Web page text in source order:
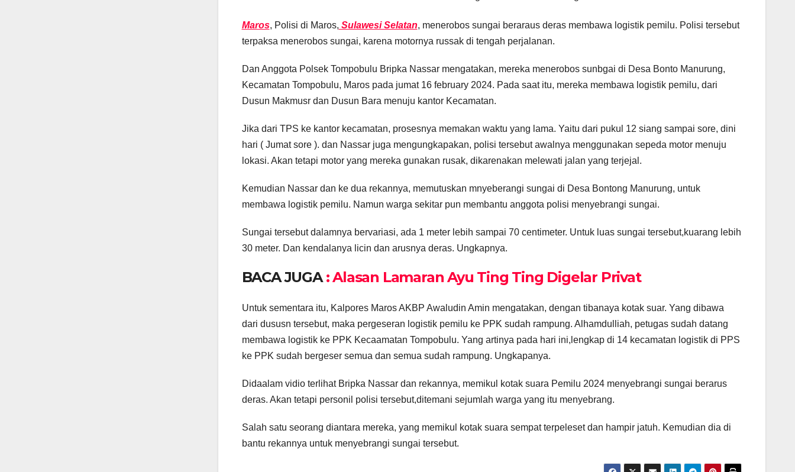
Maros, Polisi di Maros, Sulawesi Selatan, menerobos sungai beraraus deras membawa logistik pemilu. Polisi tersebut
terpaksa menerobos sungai, karena motornya russak di tengah perjalanan.
Dan Anggota Polsek Tompobulu Bripka Nassar mengatakan, mereka menerobos sunbgai di Desa Bonto Manurung,
Kecamatan Tompobulu, Maros pada jumat 16 february 2024. Pada saat itu, mereka membawa logistik pemilu, dari
Dusun Makmusr dan Dusun Bara menuju kantor Kecamatan.
Jika dari TPS ke kantor kecamatan, prosesnya memakan waktu yang lama. Yaitu dari pukul 12 siang sampai sore, dini
hari ( Jumat sore ). dan Nassar juga mengungkapakan, polisi tersebut awalnya menggunakan sepeda motor menuju
lokasi. Akan tetapi motor yang mereka gunakan rusak, dikarenakan melewati jalan yang terjejal.
Kemudian Nassar dan ke dua rekannya, memutuskan mnyeberangi sungai di Desa Bontong Manurung, untuk
membawa logistik pemilu. Namun warga sekitar pun membantu anggota polisi menyebrangi sungai.
Sungai tersebut dalamnya bervariasi, ada 1 meter lebih sampai 70 centimeter. Untuk luas sungai tersebut,kuarang lebih
30 meter. Dan kendalanya licin dan arusnya deras. Ungkapnya.
BACA JUGA: Alasan Lamaran Ayu Ting Ting Digelar Privat
Untuk sementara itu, Kalpores Maros AKBP Awaludin Amin mengatakan, dengan tibanaya kotak suar. Yang dibawa
dari dususn tersebut, maka pergeseran logistik pemilu ke PPK sudah rampung. Alhamdulliah, petugas sudah datang
membawa logistik ke PPK Kecaamatan Tompobulu. Yang artinya pada hari ini,lengkap di 14 kecamatan logistik di PPS
ke PPK sudah bergeser semua dan semua sudah rampung. Ungkapanya.
Didaalam vidio terlihat Bripka Nassar dan rekannya, memikul kotak suara Pemilu 2024 menyebrangi sungai berarus
deras. Akan tetapi personil polisi tersebut,ditemani sejumlah warga yang itu menyebrang.
Salah satu seorang diantara mereka, yang memikul kotak suara sempat terpeleset dan hampir jatuh. Kemudian dia di
bantu rekannya untuk menyebrangi sungai tersebut.